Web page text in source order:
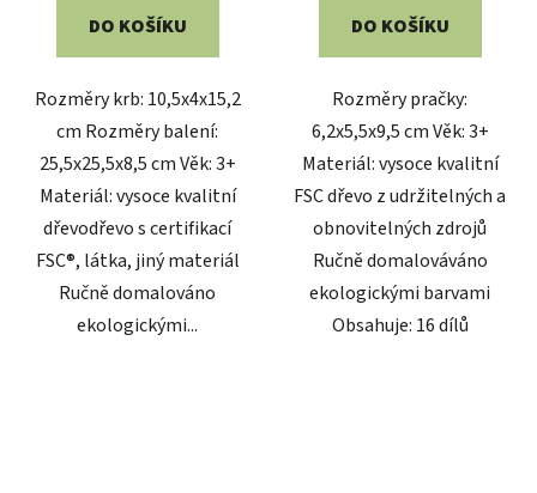
DO KOŠÍKU
Rozměry krb: 10,5x4x15,2
cm Rozměry balení:
25,5x25,5x8,5 cm Věk: 3+
Materiál: vysoce kvalitní
dřevodřevo s certifikací
FSC®, látka, jiný materiál
Ručně domalováno
ekologickými...
DO KOŠÍKU
Rozměry pračky:
6,2x5,5x9,5 cm Věk: 3+
Materiál: vysoce kvalitní
FSC dřevo z udržitelných a
obnovitelných zdrojů
Ručně domalováváno
ekologickými barvami
Obsahuje: 16 dílů